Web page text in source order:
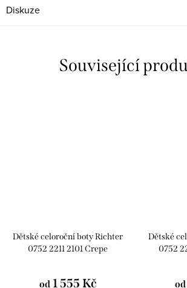
Diskuze
Související
Dětské celoroční boty Richter
0752 2211 2101 Crepe
od1 555 Kč
Dětské
0752
od